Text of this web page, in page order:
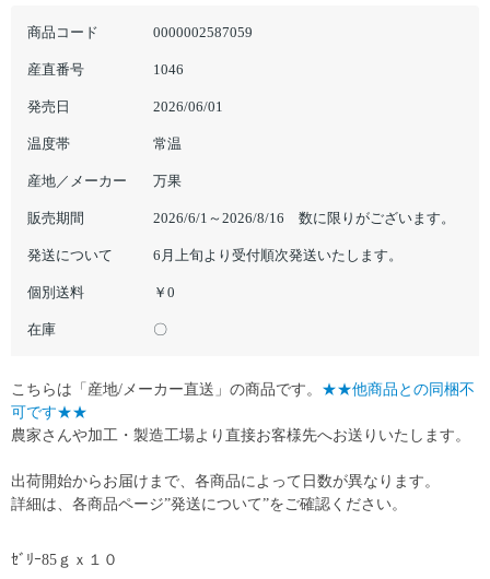
商品コード 0000002587059
産直番号 1046
発売日 2026/06/01
温度帯 常温
産地／メーカー 万果
販売期間 2026/6/1～2026/8/16 数に限りがございます。
発送について 6月上旬より受付順次発送いたします。
個別送料 ￥0
在庫 〇
ｾﾞﾘｰ85ｇｘ１０
こちらは「産地/メーカー直送」の商品です。 ★★他商品との同梱不
可です★★
農家さんや加工・製造工場より直接お客様先へお送りいたします。
出荷開始からお届けまで、各商品によって日数が異なります。
詳細は、各商品ページ”発送について”をご確認ください。